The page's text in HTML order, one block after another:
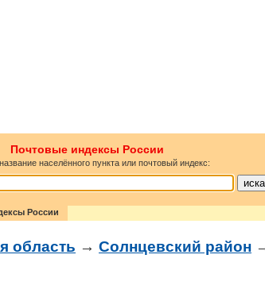
Почтовые индексы России
населённого пункта или почтовый индекс:
России
область → Солнцевский район